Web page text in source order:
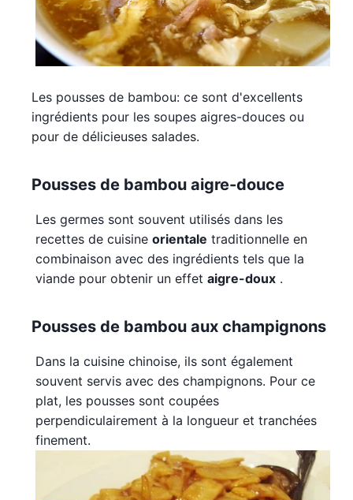
Les pousses de bambou: ce sont d'excellents
ingrédients pour les soupes aigres-douces ou
pour de délicieuses salades.
Pousses de bambou aigre-douce
Les germes sont souvent utilisés dans les
recettes de cuisine orientale traditionnelle en
combinaison avec des ingrédients tels que la
viande pour obtenir un effet aigre-doux .
Pousses de bambou aux champignons
Dans la cuisine chinoise, ils sont également
souvent servis avec des champignons. Pour ce
plat, les pousses sont coupées
perpendiculairement à la longueur et tranchées
finement.